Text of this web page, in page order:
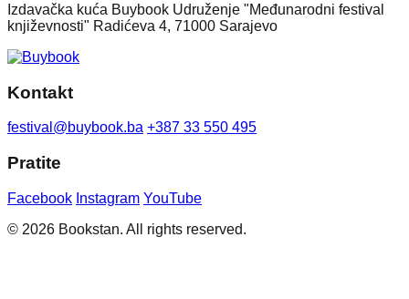
Izdavačka kuća Buybook Udruženje "Međunarodni festival
književnosti" Radićeva 4, 71000 Sarajevo
Kontakt
festival@buybook.ba +387 33 550 495
Pratite
Facebook Instagram YouTube
© 2026 Bookstan. All rights reserved.